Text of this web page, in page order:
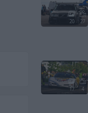
20 27
17 4